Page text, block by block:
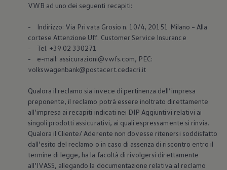
VWB ad uno dei seguenti recapiti:
- Indirizzo: Via Privata Grosio n. 10/4, 20151 Milano – Alla
cortese Attenzione Uff. Customer Service Insurance
- Tel. +39 02 330271
- e-mail: assicurazioni@vwfs.com, PEC:
volkswagenbank@postacert.cedacri.it
Qualora il reclamo sia invece di pertinenza dell’impresa
preponente, il reclamo potrà essere inoltrato direttamente
all’impresa ai recapiti indicati nei DIP Aggiuntivi relativi ai
singoli prodotti assicurativi, ai quali espressamente si rinvia.
Qualora il Cliente/ Aderente non dovesse ritenersi soddisfatto
dall’esito del reclamo o in caso di assenza di riscontro entro il
termine di legge, ha la facoltà di rivolgersi direttamente
all’IVASS, allegando la documentazione relativa al reclamo